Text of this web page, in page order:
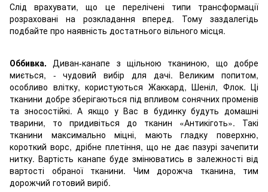
Слід врахувати, що це перелічені типи трансформації
розраховані на розкладання вперед. Тому заздалегідь
подбайте про наявність достатнього вільного місця.
Оббивка.Диван-канапе з щільною тканиною, що добре
миється, - чудовий вибір для дачі. Великим попитом,
особливо влітку, користуються Жаккард, Шеніл, Флок. Ці
тканини добре зберігаються під впливом сонячних променів
та зносостійкі. А якщо у Вас в будинку будуть домашні
тварини, то придивіться до тканин «Антикіготь». Такі
тканини максимально міцні, мають гладку поверхню,
короткий ворс, дрібне плетіння, що не дає пазурі зачепити
нитку. Вартість канапе буде змінюватись в залежності від
вартості обраної тканини. Чим дорожча тканина, тим
дорожчий готовий виріб.